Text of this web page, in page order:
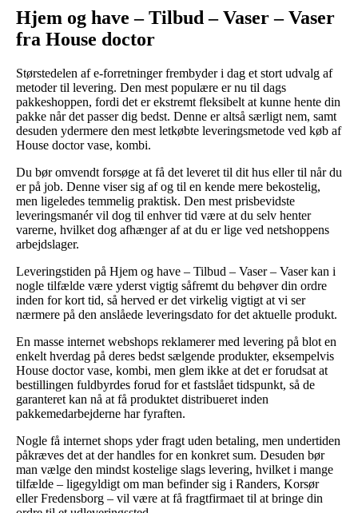
Hjem og have – Tilbud – Vaser – Vaser
fra House doctor
Størstedelen af e-forretninger frembyder i dag et stort udvalg af
metoder til levering. Den mest populære er nu til dags
pakkeshoppen, fordi det er ekstremt fleksibelt at kunne hente din
pakke når det passer dig bedst. Denne er altså særligt nem, samt
desuden ydermere den mest letkøbte leveringsmetode ved køb af
House doctor vase, kombi.
Du bør omvendt forsøge at få det leveret til dit hus eller til når du
er på job. Denne viser sig af og til en kende mere bekostelig,
men ligeledes temmelig praktisk. Den mest prisbevidste
leveringsmanér vil dog til enhver tid være at du selv henter
varerne, hvilket dog afhænger af at du er lige ved netshoppens
arbejdslager.
Leveringstiden på Hjem og have – Tilbud – Vaser – Vaser kan i
nogle tilfælde være yderst vigtig såfremt du behøver din ordre
inden for kort tid, så herved er det virkelig vigtigt at vi ser
nærmere på den anslåede leveringsdato for det aktuelle produkt.
En masse internet webshops reklamerer med levering på blot en
enkelt hverdag på deres bedst sælgende produkter, eksempelvis
House doctor vase, kombi, men glem ikke at det er forudsat at
bestillingen fuldbyrdes forud for et fastslået tidspunkt, så de
garanteret kan nå at få produktet distribueret inden
pakkemedarbejderne har fyraften.
Nogle få internet shops yder fragt uden betaling, men undertiden
påkræves det at der handles for en konkret sum. Desuden bør
man vælge den mindst kostelige slags levering, hvilket i mange
tilfælde – ligegyldigt om man befinder sig i Randers, Korsør
eller Fredensborg – vil være at få fragtfirmaet til at bringe din